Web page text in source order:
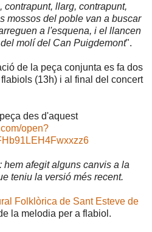
contrapunt, llarg, contrapunt,
mossos del poble van a buscar
a l'esquena, i el llancen
molí del Can Puigdemont".
de la peça conjunta es fa dos
(13h) i al final del concert
des d'aquest
open?
afegit alguns canvis a la
teniu la versió més recent.
Folklòrica de Sant Esteve de
la melodia per a flabiol.